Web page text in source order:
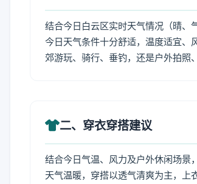
结合今日白云区实时天气情况（晴
今日天气条件十分舒适，温度适宜、
郊游玩、骑行、垂钓，还是户外拍照
二、穿衣穿搭建议
结合今日气温、风力及户外休闲场景
天气温暖，穿搭以透气清爽为主，上